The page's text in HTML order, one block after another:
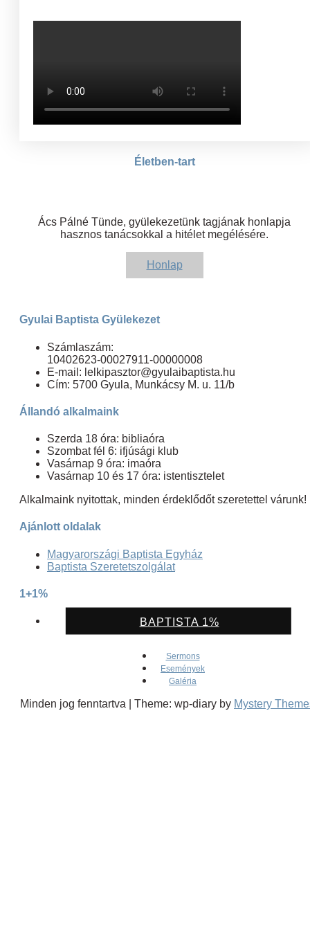
Életben-tart
Ács Pálné Tünde, gyülekezetünk tagjának honlapja
hasznos tanácsokkal a hitélet megélésére.
Honlap
Gyulai Baptista Gyülekezet
Számlaszám:
10402623-00027911-00000008
E-mail: lelkipasztor@gyulaibaptista.hu
Cím: 5700 Gyula, Munkácsy M. u. 11/b
Állandó alkalmaink
Szerda 18 óra: bibliaóra
Szombat fél 6: ifjúsági klub
Vasárnap 9 óra: imaóra
Vasárnap 10 és 17 óra: istentisztelet
Alkalmaink nyitottak, minden érdeklődőt szeretettel várunk!
Ajánlott oldalak
Magyarországi Baptista Egyház
Baptista Szeretetszolgálat
1+1%
BAPTISTA 1%
Sermons
Események
Galéria
Minden jog fenntartva Theme: wp-diary by Mystery